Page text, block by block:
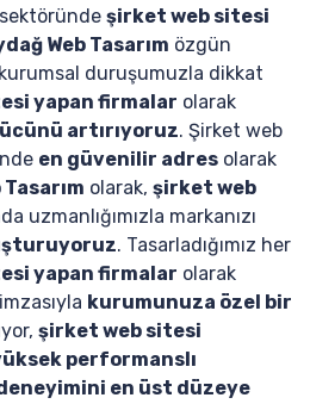
sektöründe şirket web sitesi
Web Tasarım özgün
kurumsal duruşumuzla dikkat
yapan firmalar olarak
artırıyoruz. Şirket web
en güvenilir adres olarak
olarak, şirket web
uzmanlığımızla markanızı
. Tasarladığımız her
yapan firmalar olarak
imzasıyla kurumunuza özel bir
şirket web sitesi
performanslı
en üst düzeye